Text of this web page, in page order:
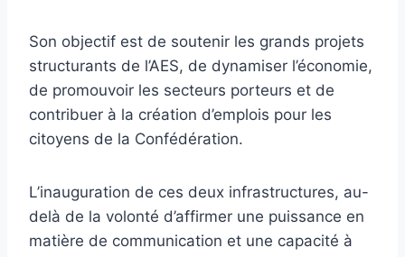
Son objectif est de soutenir les grands projets
structurants de l’AES, de dynamiser l’économie,
de promouvoir les secteurs porteurs et de
contribuer à la création d’emplois pour les
citoyens de la Confédération.
L’inauguration de ces deux infrastructures, au-
delà de la volonté d’affirmer une puissance en
matière de communication et une capacité à